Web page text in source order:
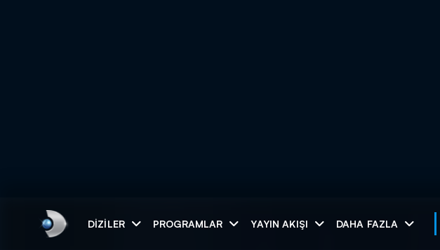
DIZILER PROGRAMLAR YAYIN AKIŞI DAHA FAZLA